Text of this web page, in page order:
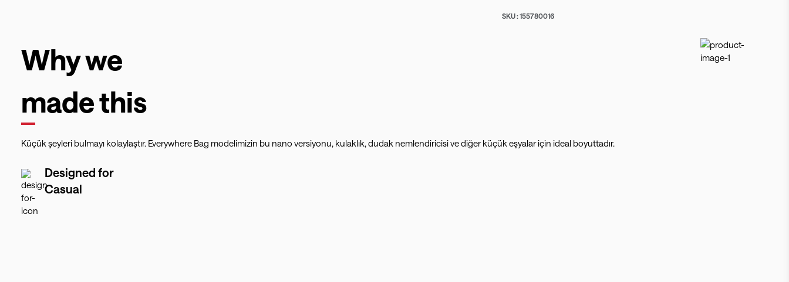
SKU :155780016
Why we
made this
Küçük şeyleri bulmayı kolaylaştır. Everywhere Bag modelimizin bu nano versiyonu, kulaklık, dudak nemlendiricisi ve diğer küçük eşyalar için ideal boyuttadır.
Designed for
Casual